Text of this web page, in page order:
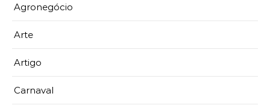
Agronegócio
Arte
Artigo
Carnaval